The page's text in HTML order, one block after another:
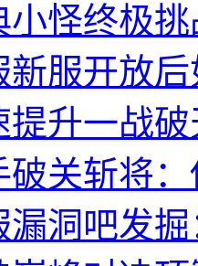
小怪终极
新服开放
提升一战
破关斩将
漏洞吧发